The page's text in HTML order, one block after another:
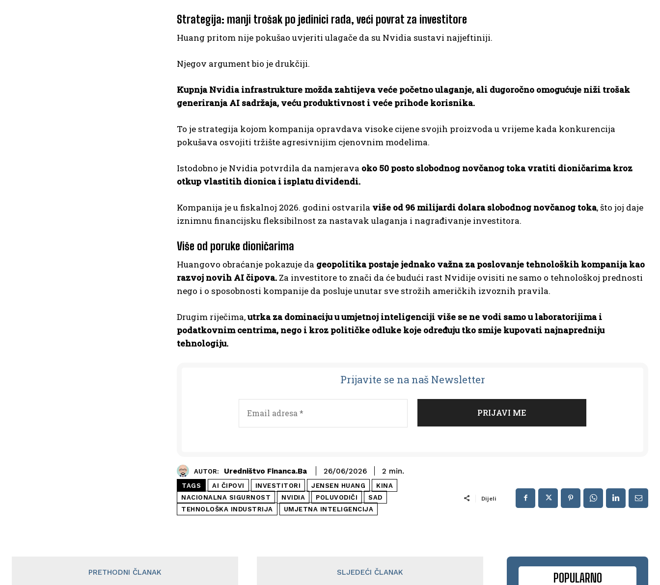
Strategija: manji trošak po jedinici rada, veći povrat za investitore
Huang pritom nije pokušao uvjeriti ulagače da su Nvidia sustavi najjeftiniji.
Njegov argument bio je drukčiji.
Kupnja Nvidia infrastrukture možda zahtijeva veće početno ulaganje, ali dugoročno omogućuje niži trošak
generiranja AI sadržaja, veću produktivnost i veće prihode korisnika.
To je strategija kojom kompanija opravdava visoke cijene svojih proizvoda u vrijeme kada konkurencija
pokušava osvojiti tržište agresivnijim cjenovnim modelima.
Istodobno je Nvidia potvrdila da namjerava oko 50 posto slobodnog novčanog toka vratiti dioničarima kroz
otkup vlastitih dionica i isplatu dividendi.
Kompanija je u fiskalnoj 2026. godini ostvarila više od 96 milijardi dolara slobodnog novčanog toka, što joj daje
iznimnu financijsku fleksibilnost za nastavak ulaganja i nagrađivanje investitora.
Više od poruke dioničarima
Huangovo obraćanje pokazuje da geopolitika postaje jednako važna za poslovanje tehnoloških kompanija kao
razvoj novih AI čipova. Za investitore to znači da će budući rast Nvidije ovisiti ne samo o tehnološkoj prednosti
nego i o sposobnosti kompanije da posluje unutar sve strožih američkih izvoznih pravila.
Drugim riječima,utrka za dominaciju u umjetnoj inteligenciji više se ne vodi samo u laboratorijima i
podatkovnim centrima, nego i kroz političke odluke koje određuju tko smije kupovati najnapredniju
tehnologiju.
Prijavite se na naš Newsletter
AUTOR: Uredništvo Financa.ba 26/06/2026 2 min.
TAGS AI ČIPOVI INVESTITORI JENSEN HUANG
KINA
NACIONALNA SIGURNOST
NVIDIA POLUVODIČI
SAD
TEHNOLOŠKA INDUSTRIJA
UMJETNA INTELIGENCIJA
Dijeli
PRETHODNI ČLANAK SLJEDEĆI ČLANAK POPULARNO